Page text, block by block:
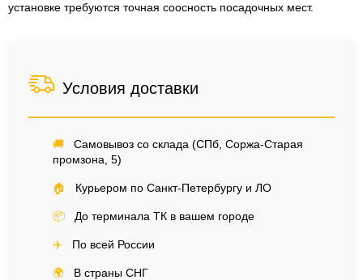
установке требуются точная соосность посадочных мест.
Условия доставки
🚚
Самовывоз со склада (СПб, Соржа-Старая
промзона, 5)
🏠 Курьером по Санкт-Петербургу и ЛО
📦 До терминала ТК в вашем городе
✈️ По всей России
🌍 В страны СНГ